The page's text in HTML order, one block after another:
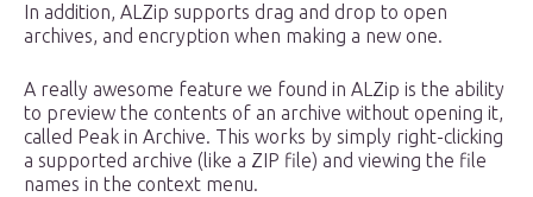
In addition, ALZip supports drag and drop to open
archives, and encryption when making a new one.
A really awesome feature we found in ALZip is the ability
to preview the contents of an archive without opening it,
called Peak in Archive. This works by simply right-clicking
a supported archive (like a ZIP file) and viewing the file
names in the context menu.